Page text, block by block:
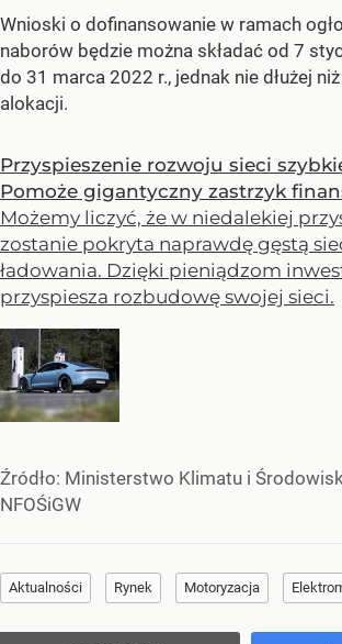
Wnioski o dofinansowanie w ramach
naborów będzie można składać od 7
do 31 marca 2022 r., jednak nie dłużej
alokacji.
Przyspieszenie rozwoju sieci
Pomoże gigantyczny zastrzyk
Możemy liczyć, że w niedalekiej
zostanie pokryta naprawdę gęstą
ładowania. Dzięki pieniądzom
przyspiesza rozbudowę swojej sieci.
Źródło: Ministerstwo Klimatu i
NFOŚiGW
Aktualności Rynek Motoryzacja